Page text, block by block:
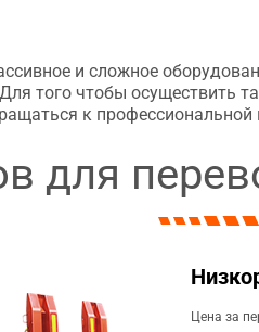
и сложное
того чтобы осуществить
к
для
Цена за